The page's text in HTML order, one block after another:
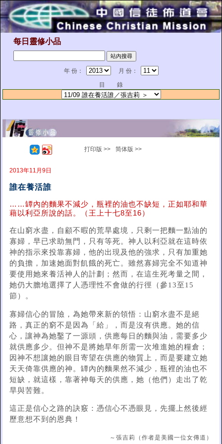
每日靈修小品
年 份：
月 份：
目 錄
打印版 >> 简体版 >>
2013年11月9日
誰在養活誰
……罈內的麵果不減少，瓶裡的油也不缺短，正如耶和華
藉以利亞所說的話。（王上十七8至16）
在山窮水盡，自顧不暇的荒旱處境，只剩一把麵一點油的
寡婦，早已求助無門，只有等死。神人以利亞就在這時依
神的指示來投靠寡婦，他的出現及他的強求，只有加重她
的負擔，加速她面對飢餓的死亡。雖然寡婦完全不知道神
要使用她來養活神人的計劃；然而，在這生死考量之間，
她仍大膽地選擇了人憑理性不會做的行徑（參13至15
節）。
寡婦信心的冒險，為她帶來新的領悟：山窮水盡不是絕
路，真正的窮不是因為「給」，而是沒有供應。她的信
心，讓神為她鑿了一源頭，供應每日的麵與油，需要多少
就供應多少。但神不是將她旱年所需一次堆進她的糧倉；
因神不想讓她的眼目寄望在供應的物質上，而是要建立她
天天倚靠供應的神。罈內的麵果然不減少，瓶裡的油也不
短缺，就這樣，靠著神每天的供應，她（他們）走出了乾
旱與苦難。
這正是信心之路的訣竅：憑信心不憑眼見，先擺上然後經
歷意想不到的恩典！
～張吉莉（作者是美國一位女傳道）